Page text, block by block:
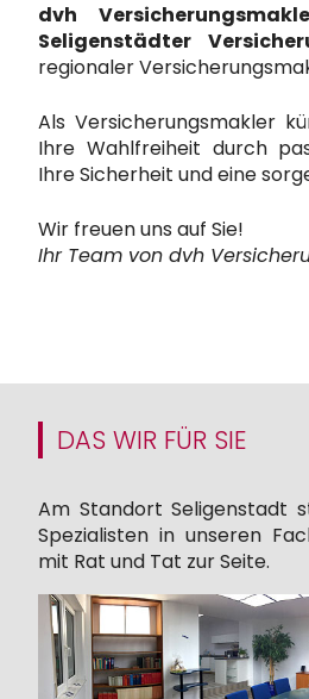
dvh
Seligenstädter
regionaler
Als Versicherungsmakler
Ihre Wahlfreiheit durch
Ihre Sicherheit und eine
Wir freuen uns auf Sie!
Ihr Team von dvh
DAS WIR FÜR SIE
Am Standort Seligenstadt
Spezialisten in unseren
mit Rat und Tat zur Seite.